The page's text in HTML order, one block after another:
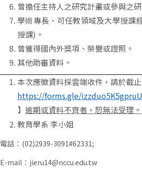
曾擔任主持人之研究計畫或參與之
學術專長、可任教領域及大學授課
授課)。
曾獲得國內外獎項、榮譽或證照。
其他助審資料。
本次應徵資料採雲端收件，請於截
https://forms.gle/
】逾期或資料不齊者，恕無法受理。
教育學系 李小姐
電話：(02)2939-3091#62331;
E-mail ： jieru14@nccu.edu.tw